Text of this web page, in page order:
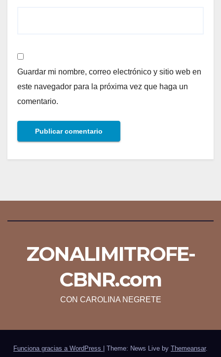
Guardar mi nombre, correo electrónico y sitio web en
este navegador para la próxima vez que haga un
comentario.
ZONALIMITROFE-
CBNR.com
CON CAROLINA NEGRETE
Funciona gracias a WordPress Theme: News Live by Themeansar.